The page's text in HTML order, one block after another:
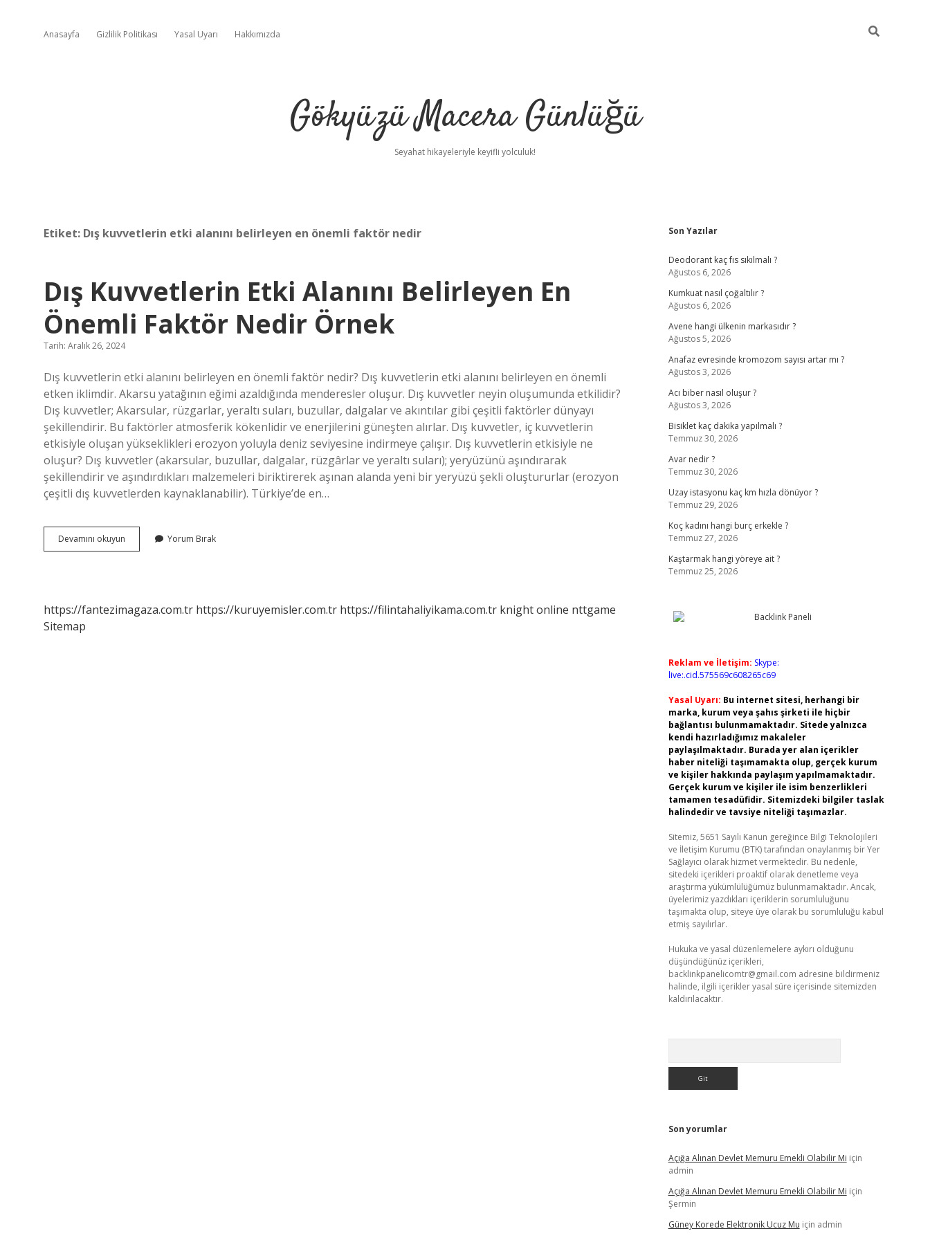
Anasayfa Gizlilik Politikası Yasal Uyarı Hakkımızda
Gökyüzü Macera Günlüğü
Seyahat hikayeleriyle keyifli yolculuk!
Etiket: Dış kuvvetlerin etki alanını belirleyen en önemli faktör nedir
Dış Kuvvetlerin Etki Alanını Belirleyen En
Önemli Faktör Nedir Örnek
Tarih: Aralık 26, 2024
Dış kuvvetlerin etki alanını belirleyen en önemli faktör nedir? Dış kuvvetlerin etki alanını belirleyen en önemli
etken iklimdir. Akarsu yatağının eğimi azaldığında menderesler oluşur. Dış kuvvetler neyin oluşumunda etkilidir?
Dış kuvvetler; Akarsular, rüzgarlar, yeraltı suları, buzullar, dalgalar ve akıntılar gibi çeşitli faktörler dünyayı
şekillendirir. Bu faktörler atmosferik kökenlidir ve enerjilerini güneşten alırlar. Dış kuvvetler, iç kuvvetlerin
etkisiyle oluşan yükseklikleri erozyon yoluyla deniz seviyesine indirmeye çalışır. Dış kuvvetlerin etkisiyle ne
oluşur? Dış kuvvetler (akarsular, buzullar, dalgalar, rüzgârlar ve yeraltı suları); yeryüzünü aşındırarak
şekillendirir ve aşındırdıkları malzemeleri biriktirerek aşınan alanda yeni bir yeryüzü şekli oluştururlar (erozyon
çeşitli dış kuvvetlerden kaynaklanabilir). Türkiye’de en…
Devamını okuyun
Kuvvetlerin
Önemli
Yorum Bırak
https://fantezimagaza.com.tr https://kuruyemisler.com.tr https://filintahaliyikama.com.tr knight online nttgame
Sitemap
Sidebar
Son Yazılar
Deodorant kaç fıs sıkılmalı ?
Ağustos 6, 2026
Kumkuat nasıl çoğaltılır ?
Ağustos 6, 2026
Avene hangi ülkenin markasıdır ?
Ağustos 5, 2026
Anafaz evresinde kromozom sayısı artar mı ?
Ağustos 3, 2026
Acı biber nasıl oluşur ?
Ağustos 3, 2026
Bisiklet kaç dakika yapılmalı ?
Temmuz 30, 2026
Avar nedir ?
Temmuz 30, 2026
Uzay istasyonu kaç km hızla dönüyor ?
Temmuz 29, 2026
Koç kadını hangi burç erkekle ?
Temmuz 27, 2026
Kaştarmak hangi yöreye ait ?
Temmuz 25, 2026
Reklam ve İletişim: Skype:
live:.cid.575569c608265c69
Yasal Uyarı: Bu internet sitesi, herhangi bir
marka, kurum veya şahıs şirketi ile hiçbir
bağlantısı bulunmamaktadır. Sitede yalnızca
kendi hazırladığımız makaleler
paylaşılmaktadır. Burada yer alan içerikler
haber niteliği taşımamakta olup, gerçek kurum
ve kişiler hakkında paylaşım yapılmamaktadır.
Gerçek kurum ve kişiler ile isim benzerlikleri
tamamen tesadüfidir. Sitemizdeki bilgiler taslak
halindedir ve tavsiye niteliği taşımazlar.
Sitemiz, 5651 Sayılı Kanun gereğince Bilgi Teknolojileri
ve İletişim Kurumu (BTK) tarafından onaylanmış bir Yer
Sağlayıcı olarak hizmet vermektedir. Bu nedenle,
sitedeki içerikleri proaktif olarak denetleme veya
araştırma yükümlülüğümüz bulunmamaktadır. Ancak,
üyelerimiz yazdıkları içeriklerin sorumluluğunu
taşımakta olup, siteye üye olarak bu sorumluluğu kabul
etmiş sayılırlar.
Hukuka ve yasal düzenlemelere aykırı olduğunu
düşündüğünüz içerikleri,
backlinkpanelicomtr@gmail.com adresine bildirmeniz
halinde, ilgili içerikler yasal süre içerisinde sitemizden
kaldırılacaktır.
Son yorumlar
Açığa Alınan Devlet Memuru Emekli Olabilir Mi için
admin
Açığa Alınan Devlet Memuru Emekli Olabilir Mi için
Şermin
Güney Korede Elektronik Ucuz Mu için admin